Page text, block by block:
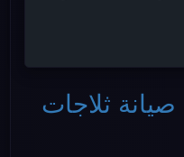
صيانة ثلاجات